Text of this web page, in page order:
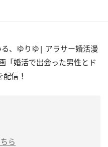
、ゆりゆ| アラサー婚活漫
「婚活で出会った男性とド
配信！
ら